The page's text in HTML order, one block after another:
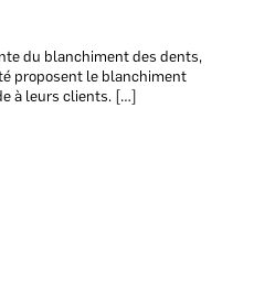
du blanchiment des dents,
proposent le blanchiment
à leurs clients. […]